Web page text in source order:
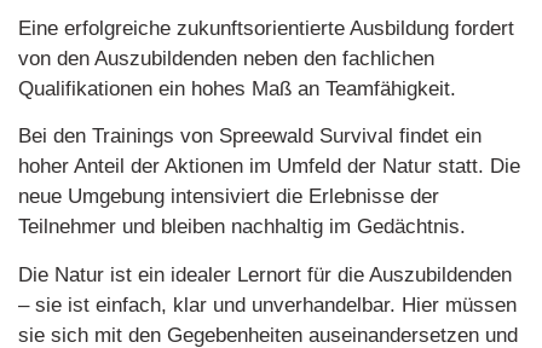
Eine erfolgreiche zukunftsorientierte Ausbildung fordert
von den Auszubildenden neben den fachlichen
Qualifikationen ein hohes Maß an Teamfähigkeit.
Bei den Trainings von Spreewald Survival findet ein
hoher Anteil der Aktionen im Umfeld der Natur statt. Die
neue Umgebung intensiviert die Erlebnisse der
Teilnehmer und bleiben nachhaltig im Gedächtnis.
Die Natur ist ein idealer Lernort für die Auszubildenden
– sie ist einfach, klar und unverhandelbar. Hier müssen
sie sich mit den Gegebenheiten auseinandersetzen und